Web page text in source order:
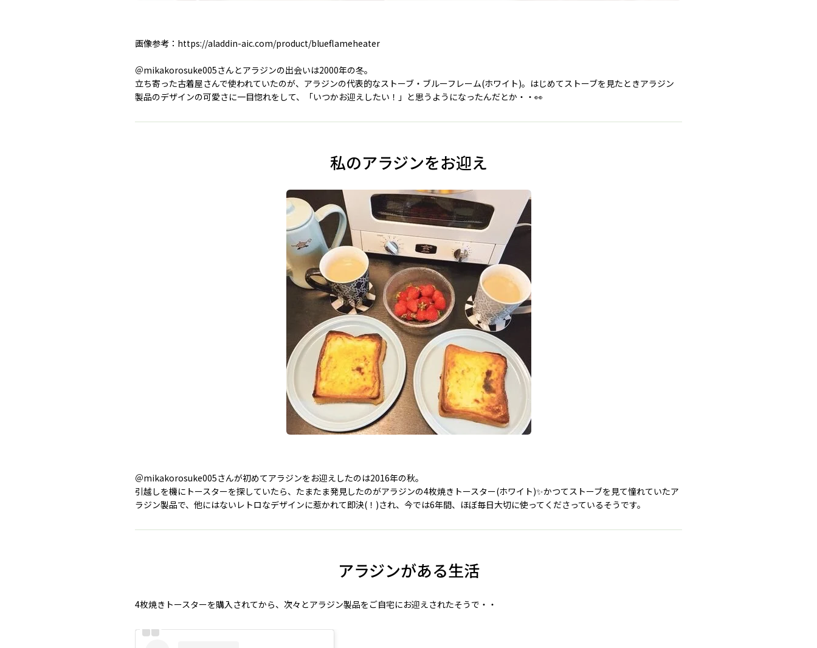
画像参考：https://aladdin-aic.com/product/blueflameheater
＠mikakorosuke005さんとアラジンの出会いは2000年の冬。
立ち寄った古着屋さんで使われていたのが、アラジンの代表的なストーブ・ブルーフレーム(ホワイト)。はじめてストーブを見たときアラジン
製品のデザインの可愛さに一目惚れをして、「いつかお迎えしたい！」と思うようになったんだとか・・👀
私のアラジンをお迎え
＠mikakorosuke005さんが初めてアラジンをお迎えしたのは2016年の秋。
引越しを機にトースターを探していたら、たまたま発見したのがアラジンの4枚焼きトースター(ホワイト)✨かつてストーブを見て憧れていたア
ラジン製品で、他にはないレトロなデザインに惹かれて即決(！)され、今では6年間、ほぼ毎日大切に使ってくださっているそうです。
アラジンがある生活
4枚焼きトースターを購入されてから、次々とアラジン製品をご自宅にお迎えされたそうで・・